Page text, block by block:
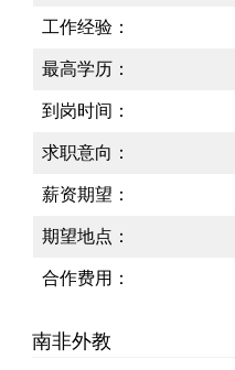
工作经验：
最高学历：
到岗时间：
求职意向：
薪资期望：
期望地点：
合作费用：
南非外教